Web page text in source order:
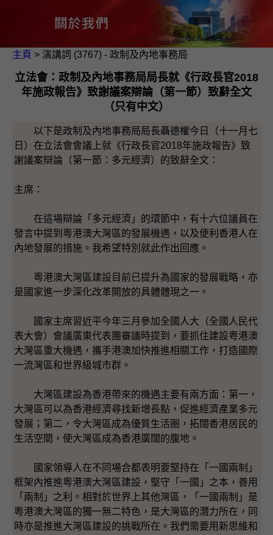
主頁 > 演講詞 (3767) - 政制及內地事務局
立法會：政制及內地事務局局長就《行政長官2018
年施政報告》致謝議案辯論（第一節）致辭全文
（只有中文）
以下是政制及內地事務局局長聶德權今日（十一月七
日）在立法會會議上就《行政長官2018年施政報告》致
謝議案辯論（第一節：多元經濟）的致辭全文：
主席：
在這場辯論「多元經濟」的環節中，有十六位議員在
發言中提到粵港澳大灣區的發展機遇，以及便利香港人在
內地發展的措施。我希望特別就此作出回應。
粵港澳大灣區建設目前已提升為國家的發展戰略，亦
是國家進一步深化改革開放的具體體現之一。
國家主席習近平今年三月參加全國人大（全國人民代
表大會）會議廣東代表團審議時提到，要抓住建設粤港澳
大灣區重大機遇，攜手港澳加快推進相關工作，打造國際
一流灣區和世界級城市群。
大灣區建設為香港帶來的機遇主要有兩方面：第一，
大灣區可以為香港經濟尋找新增長點，促進經濟產業多元
發展；第二，令大灣區成為優質生活圈，拓闊香港居民的
生活空間，使大灣區成為香港廣闊的腹地。
國家領導人在不同場合都表明要堅持在「一國兩制」
框架內推進粵港澳大灣區建設，堅守「一國」之本，善用
「兩制」之利。相對於世界上其他灣區，「一國兩制」是
粵港澳大灣區的獨一無二特色，是大灣區的潛力所在，同
時亦是推進大灣區建設的挑戰所在。我們需要用新思維和